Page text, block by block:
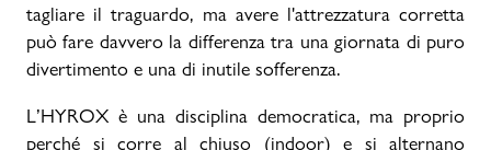
Promo & News
contatti
tagliare il traguardo, ma avere l'attrezzatura corretta
può fare davvero la differenza tra una giornata di puro
divertimento e una di inutile sofferenza.
L’HYROX è una disciplina democratica, ma proprio
perché si corre al chiuso (indoor) e si alternano